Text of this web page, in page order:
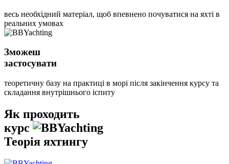
весь необхідний матеріал, щоб впевнено почуватися на яхті в
реальних умовах
Зможеш
застосувати
теоретичну базу на практиці в морі після закінчення курсу та
складання внутрішнього іспиту
Як проходить
курс
Теорія яхтингу